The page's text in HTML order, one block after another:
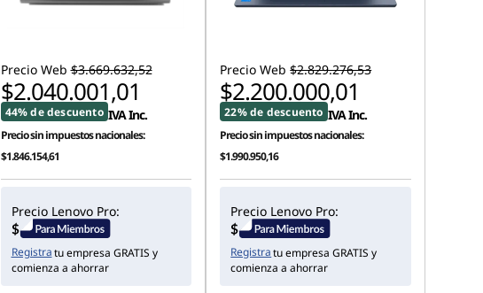
Precio Web $3.669.632,52
$2.040.001,01
44% de descuento IVA Inc.
Precio sin impuestos nacionales:
$1.846.154,61
Precio Lenovo Pro:
Registratu empresa GRATIS y
comienza a ahorrar
Precio Web $2.829.276,53
$2.200.000,01
22% de descuento IVA Inc.
Precio sin impuestos nacionales:
$1.990.950,16
Precio Lenovo Pro:
Registratu empresa GRATIS y
comienza a ahorrar